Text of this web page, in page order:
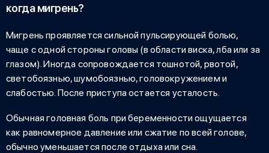
когда мигрень?
Мигрень проявляется сильной пульсирующей болью,
чаще с одной стороны головы (в области виска, лба или за
глазом). Иногда сопровождается тошнотой, рвотой,
светобоязнью, шумобоязнью, головокружением и
слабостью. После приступа остается усталость.
Обычнаяголовная боль при беременностиощущается
как равномерное давление или сжатие по всей голове,
обычно уменьшается после отдыха или сна